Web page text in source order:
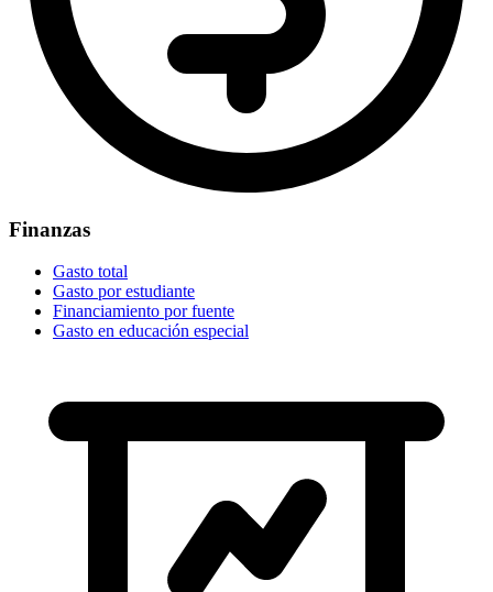
Finanzas
Gasto total
Gasto por estudiante
Financiamiento por fuente
Gasto en educación especial